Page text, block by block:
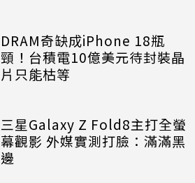
DRAM奇缺成iPhone 18瓶
頸！台積電10億美元待封裝晶
片只能枯等
三星Galaxy Z Fold8主打全螢
幕觀影 外媒實測打臉：滿滿黑
邊